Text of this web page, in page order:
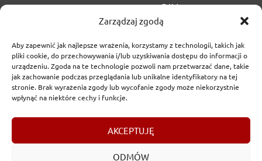
Zarządzaj zgodą
Aby zapewnić jak najlepsze wrażenia, korzystamy z technologii, takich jak
pliki cookie, do przechowywania i/lub uzyskiwania dostępu do informacji o
urządzeniu. Zgoda na te technologie pozwoli nam przetwarzać dane, takie
jak zachowanie podczas przeglądania lub unikalne identyfikatory na tej
stronie. Brak wyrażenia zgody lub wycofanie zgody może niekorzystnie
wpłynąć na niektóre cechy i funkcje.
AKCEPTUJĘ
ODMÓW
PJM
2017-2026 © Urząd Marszałkowski Województwa
Lubelskiego w Lublinie